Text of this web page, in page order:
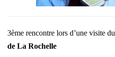
3ème rencontre lors d’une visite du
de La Rochelle